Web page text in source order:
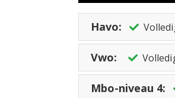
onder meer uit de
rankings, zoals de
uitgeroepen tot
Havo:
Vwo:
Mbo-niveau 4: